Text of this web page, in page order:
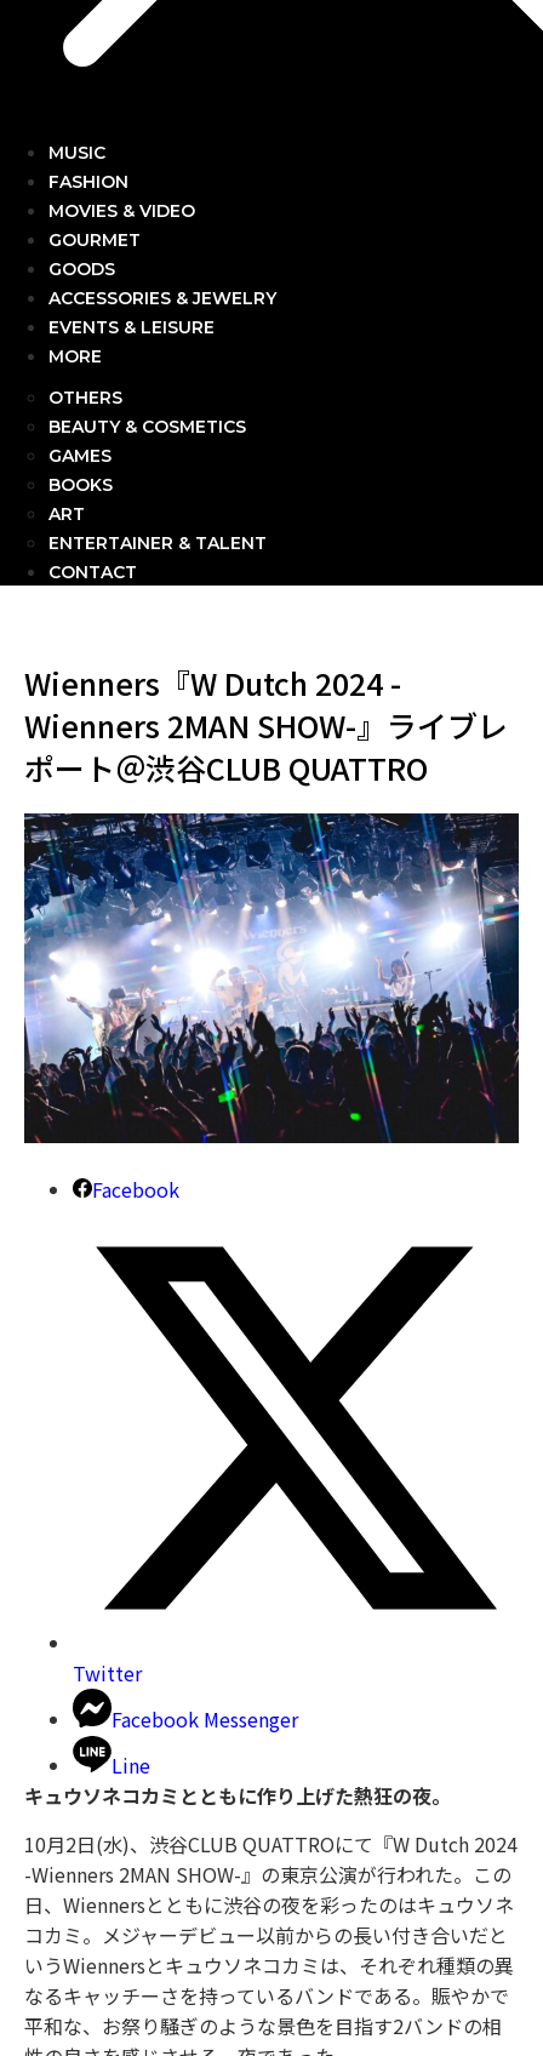
MUSIC
FASHION
MOVIES & VIDEO
GOURMET
GOODS
ACCESSORIES & JEWELRY
EVENTS & LEISURE
MORE
OTHERS
BEAUTY & COSMETICS
GAMES
BOOKS
ART
ENTERTAINER & TALENT
CONTACT
Wienners『W Dutch 2024 -
Wienners 2MAN SHOW-』ライブレ
ポート＠渋谷CLUB QUATTRO
Facebook
Twitter
Facebook Messenger
Line
キュウソネコカミとともに作り上げた熱狂の夜。
10月2日(水)、渋谷CLUB QUATTROにて『W Dutch 2024
-Wienners 2MAN SHOW-』の東京公演が行われた。この
日、Wiennersとともに渋谷の夜を彩ったのはキュウソネ
コカミ。メジャーデビュー以前からの長い付き合いだと
いうWiennersとキュウソネコカミは、それぞれ種類の異
なるキャッチーさを持っているバンドである。賑やかで
平和な、お祭り騒ぎのような景色を目指す2バンドの相